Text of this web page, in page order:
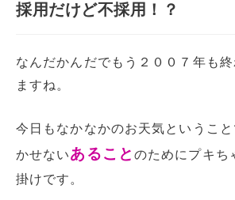
採用だけど不採用！？
なんだかんだでもう２００７年も
ますね。
今日もなかなかのお天気というこ
かせないあること のためにプキち
掛けです。